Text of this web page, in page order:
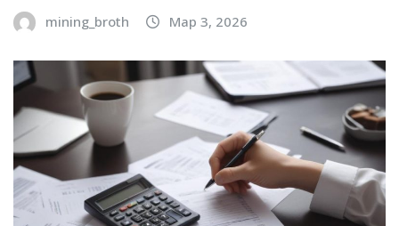
mining_broth Мар 3, 2026